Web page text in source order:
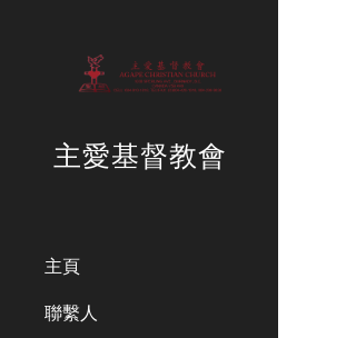
主愛基督教會
主頁
聯繫人